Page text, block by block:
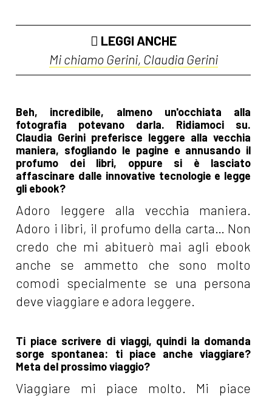
LEGGI ANCHE
Mi chiamo Gerini, Claudia Gerini
Beh, incredibile, almeno un'occhiata alla
fotografia potevano darla. Ridiamoci su.
Claudia Gerini preferisce leggere alla vecchia
maniera, sfogliando le pagine e annusando il
profumo dei libri, oppure si è lasciato
affascinare dalle innovative tecnologie e legge
gli ebook?
Adoro leggere alla vecchia maniera.
Adoro i libri, il profumo della carta… Non
credo che mi abituerò mai agli ebook
anche se ammetto che sono molto
comodi specialmente se una persona
deve viaggiare e adora leggere.
Ti piace scrivere di viaggi, quindi la domanda
sorge spontanea: ti piace anche viaggiare?
Meta del prossimo viaggio?
Viaggiare mi piace molto. Mi piace